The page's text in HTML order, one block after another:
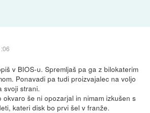
v BIOS-u. Spremljaš pa ga z bilokaterim
Ponavadi pa tudi proizvajalec na voljo
svoji strani.
okvaro še ni opozarjal in nimam izkušen s
kateri disk bo prvi šel v franže.